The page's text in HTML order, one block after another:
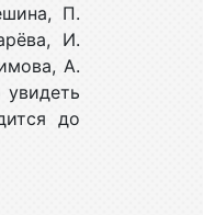
П.
И.
А.
до